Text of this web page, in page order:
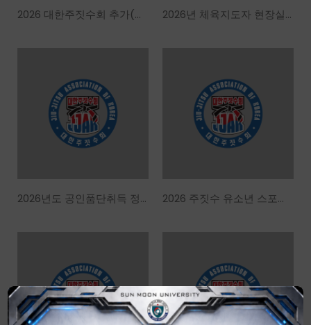
2026 대한주짓수회 추가(구제)지도자강습회 합격자명단 2026년 체육지도자 현장실습기관 후보체육관 선정 결과 및 장소안내
2026년도 공인품단취득 정기 및 특별심사일정, 심사내용 알림(26.08.22.) 2026 주짓수 유소년 스포츠 기반구축 사업 재입찰 공고 안내